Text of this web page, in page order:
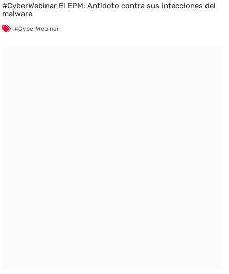
#CyberWebinar El EPM: Antídoto contra sus infecciones del
malware
#CyberWebinar